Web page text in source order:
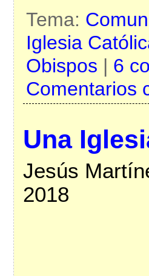
Tema:
Iglesia
Obispos | 6
Comentarios
Una
Jesús
2018